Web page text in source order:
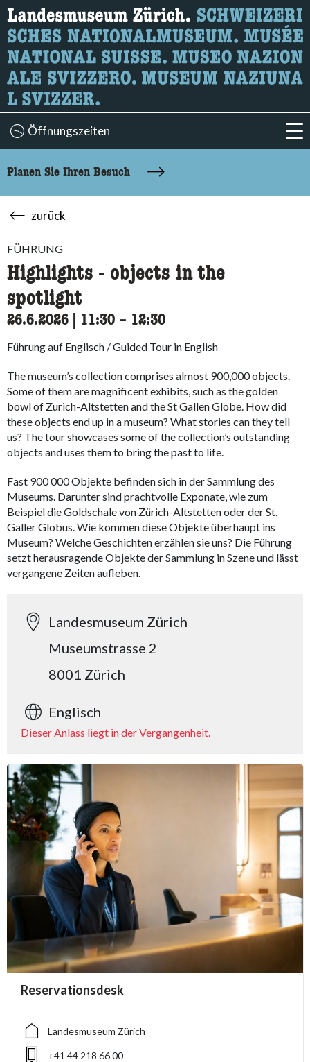
Wonach suchen Sie?
Hier können Sie nach Inhalten der Seite suchen.
Öffnungszeiten
Planen Sie Ihren Besuch
zurück
FÜHRUNG
Highlights - objects in the
spotlight
26.6.2026 11:30 accessibility.time_to
– 12:30
Führung auf Englisch / Guided Tour in English
The museum’s collection comprises almost 900,000 objects.
Some of them are magnificent exhibits, such as the golden
bowl of Zurich-Altstetten and the St Gallen Globe. How did
these objects end up in a museum? What stories can they tell
us? The tour showcases some of the collection’s outstanding
objects and uses them to bring the past to life.
Fast 900 000 Objekte befinden sich in der Sammlung des
Museums. Darunter sind prachtvolle Exponate, wie zum
Beispiel die Goldschale von Zürich-Altstetten oder der St.
Galler Globus. Wie kommen diese Objekte überhaupt ins
Museum? Welche Geschichten erzählen sie uns? Die Führung
setzt herausragende Objekte der Sammlung in Szene und lässt
vergangene Zeiten aufleben.
Landesmuseum Zürich
Museumstrasse 2
8001 Zürich
Englisch
Dieser Anlass liegt in der Vergangenheit.
accessibility.sr-only.person_card_info
Reservationsdesk
accessibility.sr-only.museum
Landesmuseum Zürich
accessibility.sr-only.phone
+41 44 218 66 00